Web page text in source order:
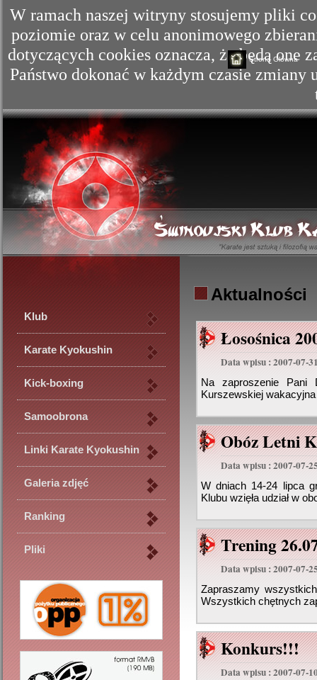
W ramach naszej witryny stosujemy pliki
poziomie oraz w celu anonimowego
dotyczących cookies oznacza, że będą one
Państwo dokonać w każdym czasie
Strona Główna
Klub
Karate Kyokushin
Kick-boxing
Samoobrona
Linki Karate Kyokushin
Galeria zdjęć
Ranking
Pliki
Aktualności
Łosośnica
Data wpisu : 2007-07-
Na zaproszenie Pani
Kurszewskiej
Obóz Letni
Data wpisu : 2007-07-
W dniach 14-24 lipca
Klubu wzięła udział w
Trening
Data wpisu : 2007-07-
Zapraszamy
Wszystkich chętnych
Konkurs!!!
Data wpisu : 2007-07-